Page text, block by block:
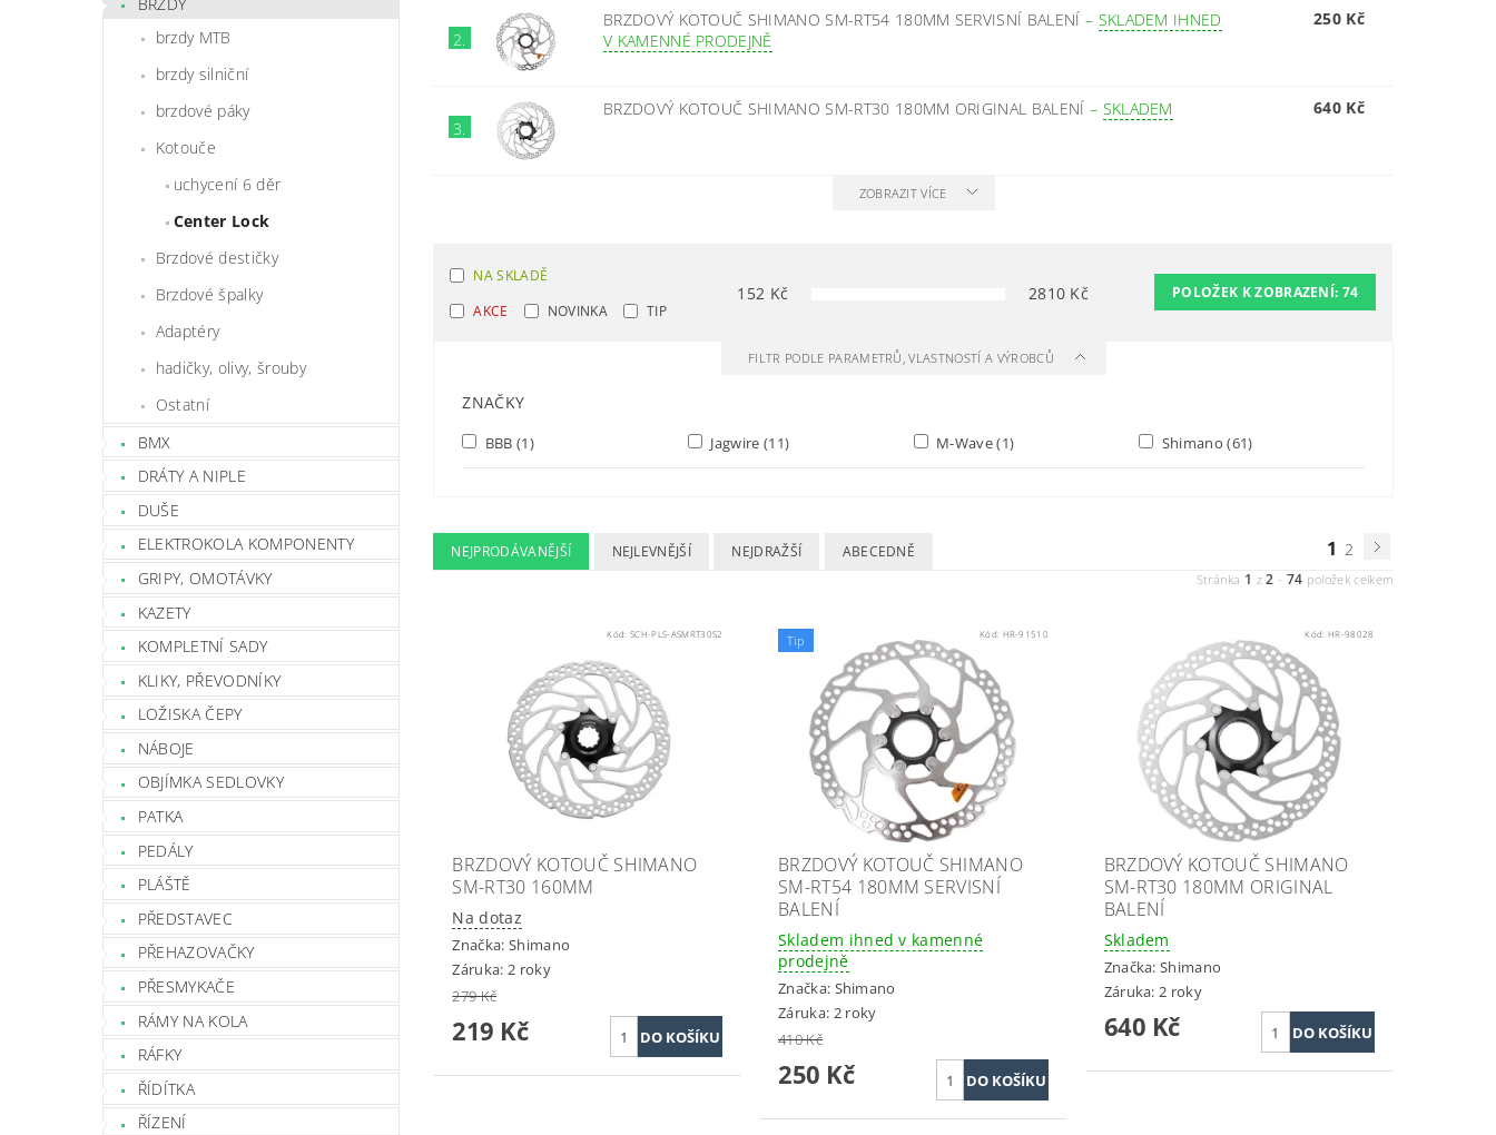
brzdy MTB
brzdy silniční
brzdové páky
Kotouče
uchycení 6 děr
Center Lock
Brzdové destičky
Brzdové špalky
Adaptéry
hadičky, olivy, šrouby
Ostatní
BMX
DRÁTY A NIPLE
DUŠE
ELEKTROKOLA KOMPONENTY
GRIPY, OMOTÁVKY
KAZETY
KOMPLETNÍ SADY
KLIKY, PŘEVODNÍKY
LOŽISKA ČEPY
NÁBOJE
OBJÍMKA SEDLOVKY
PATKA
PEDÁLY
PLÁŠTĚ
PŘEDSTAVEC
PŘEHAZOVAČKY
PŘESMYKAČE
RÁMY NA KOLA
RÁFKY
ŘÍDÍTKA
ŘÍZENÍ
2.
BRZDOVÝ KOTOUČ SHIMANO SM-RT54 180MM SERVISNÍ BALENÍ – SKLADEM IHNED
V KAMENNÉ PRODEJNĚ
250 Kč
3.
BRZDOVÝ KOTOUČ SHIMANO SM-RT30 180MM ORIGINAL BALENÍ – SKLADEM 640 Kč
ZOBRAZIT VÍCE
NA SKLADĚ
AKCE
NOVINKA TIP
152 Kč 2810 Kč POLOŽEK K ZOBRAZENÍ: 74
FILTR PODLE PARAMETRŮ, VLASTNOSTÍ A VÝROBCŮ
ZNAČKY
BBB (1) Jagwire (11) M-Wave(1) Shimano(61)
NEJPRODÁVANĚJŠÍ NEJLEVNĚJŠÍ NEJDRAŽŠÍ ABECEDNĚ 1 2
Stránka 1 z2 - 74 položek celkem
Kód:SCH-PLS-ASMRT30S2
BRZDOVÝ KOTOUČ SHIMANO
SM-RT30 160MM
Na dotaz
Značka: Shimano
Záruka: 2 roky
279 Kč
219 Kč
Tip Kód: HR-91510
BRZDOVÝ KOTOUČ SHIMANO
SM-RT54 180MM SERVISNÍ
BALENÍ
Skladem ihned v kamenné
prodejně
Značka: Shimano
Záruka: 2 roky
410 Kč
250 Kč
Kód:HR-98028
BRZDOVÝ KOTOUČ SHIMANO
SM-RT30 180MM ORIGINAL
BALENÍ
Skladem
Značka:Shimano
Záruka: 2 roky
640 Kč